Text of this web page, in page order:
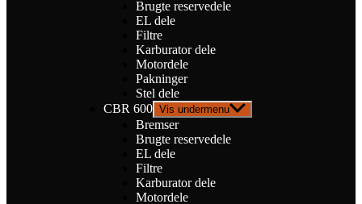
Brugte reservedele
EL dele
Filtre
Karburator dele
Motordele
Pakninger
Stel dele
CBR 600 Vis undermenu
Bremser
Brugte reservedele
EL dele
Filtre
Karburator dele
Motordele